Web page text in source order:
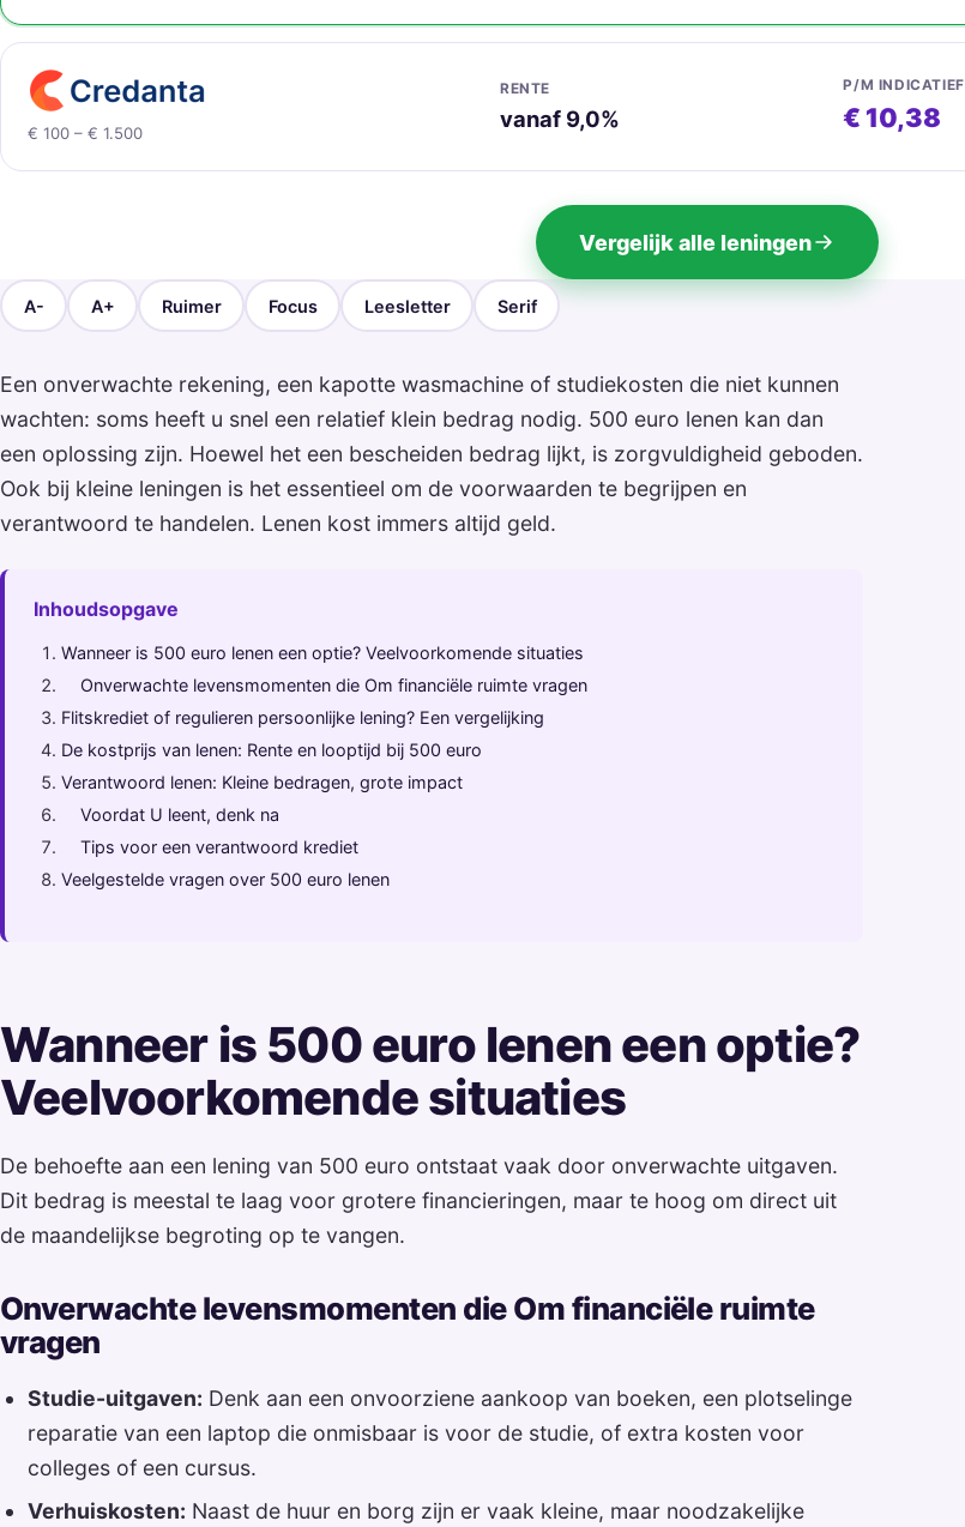
€ 100 – € 1.500
RENTE
vanaf 9,0%
P/M INDICATIEF
€ 10,38
Vergelijk alle leningen
A- A+ Ruimer Focus Leesletter Serif
Een onverwachte rekening, een kapotte wasmachine of studiekosten die niet kunnen
wachten: soms heeft u snel een relatief klein bedrag nodig. 500 euro lenen kan dan
een oplossing zijn. Hoewel het een bescheiden bedrag lijkt, is zorgvuldigheid geboden.
Ook bij kleine leningen is het essentieel om de voorwaarden te begrijpen en
verantwoord te handelen. Lenen kost immers altijd geld.
Inhoudsopgave
Wanneer is 500 euro lenen een optie? Veelvoorkomende situaties
Onverwachte levensmomenten die Om financiële ruimte vragen
Flitskrediet of regulieren persoonlijke lening? Een vergelijking
De kostprijs van lenen: Rente en looptijd bij 500 euro
Verantwoord lenen: Kleine bedragen, grote impact
Voordat U leent, denk na
Tips voor een verantwoord krediet
Veelgestelde vragen over 500 euro lenen
Wanneer is 500 euro lenen een optie?
Veelvoorkomende situaties
De behoefte aan een lening van 500 euro ontstaat vaak door onverwachte uitgaven.
Dit bedrag is meestal te laag voor grotere financieringen, maar te hoog om direct uit
de maandelijkse begroting op te vangen.
Onverwachte levensmomenten die Om financiële ruimte
vragen
Studie-uitgaven: Denk aan een onvoorziene aankoop van boeken, een plotselinge
reparatie van een laptop die onmisbaar is voor de studie, of extra kosten voor
colleges of een cursus.
Verhuiskosten: Naast de huur en borg zijn er vaak kleine, maar noodzakelijke